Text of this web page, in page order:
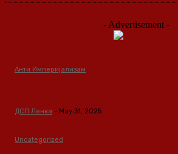
- Advertisement -
Анти Империјализам
ДСП Ленка - May 31, 2025
Uncategorized